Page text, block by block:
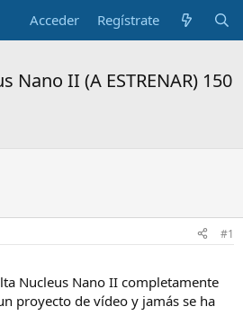
Acceder Regístrate
Nano II (A ESTRENAR) 150
#1
Nucleus Nano II completamente
proyecto de vídeo y jamás se ha